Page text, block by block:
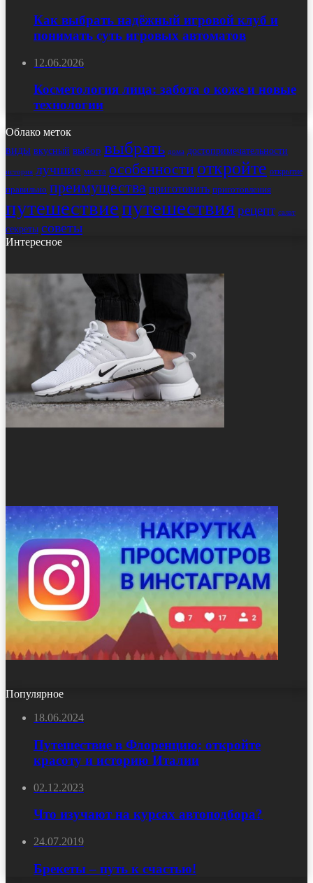
Как выбрать надёжный игровой клуб и
понимать суть игровых автоматов
12.06.2026
Косметология лица: забота о коже и новые
технологии
Облако меток
виды вкусный выбор выбрать дома достопримечательности
история лучшие места особенности откройте открытие
правильно преимущества приготовить приготовления
путешествиепутешествиярецепт салат
секреты советы
Интересное
Популярное
18.06.2024
Путешествие в Флоренцию: откройте
красоту и историю Италии
02.12.2023
Что изучают на курсах автоподбора?
24.07.2019
Брекеты – путь к счастью!